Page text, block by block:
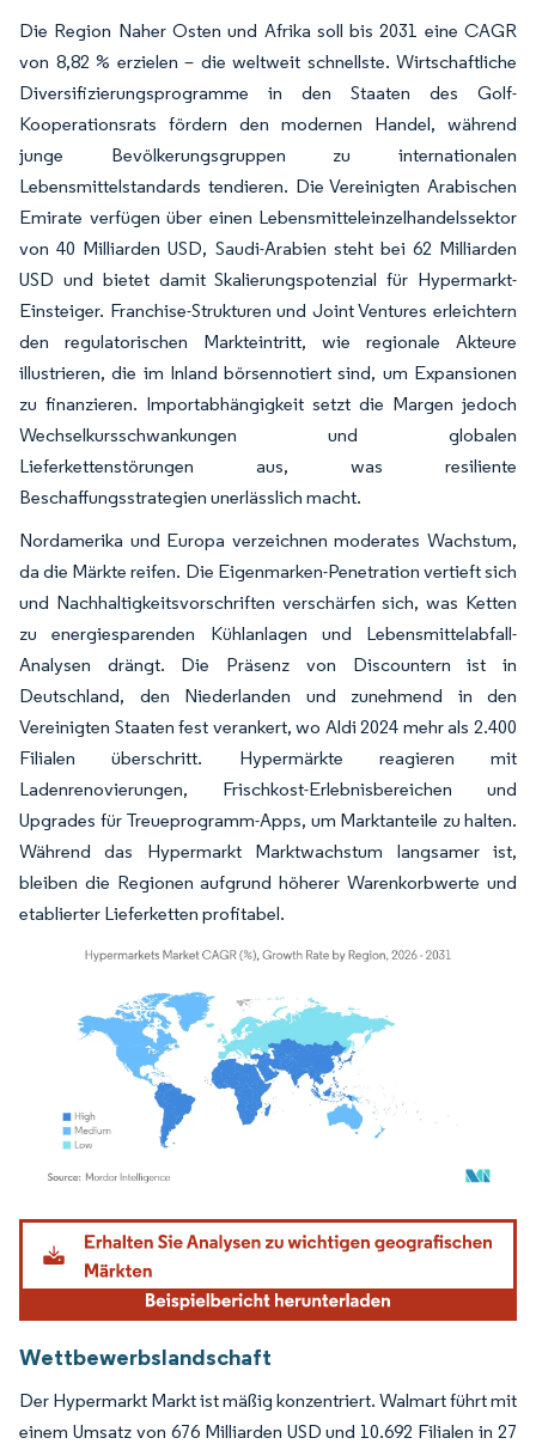
Die Region Naher Osten und Afrika soll bis 2031 eine CAGR
von 8,82 % erzielen – die weltweit schnellste. Wirtschaftliche
Diversifizierungsprogramme in den Staaten des Golf-
Kooperationsrats fördern den modernen Handel, während
junge Bevölkerungsgruppen zu internationalen
Lebensmittelstandards tendieren. Die Vereinigten Arabischen
Emirate verfügen über einen Lebensmitteleinzelhandelssektor
von 40 Milliarden USD, Saudi-Arabien steht bei 62 Milliarden
USD und bietet damit Skalierungspotenzial für Hypermarkt-
Einsteiger. Franchise-Strukturen und Joint Ventures erleichtern
den regulatorischen Markteintritt, wie regionale Akteure
illustrieren, die im Inland börsennotiert sind, um Expansionen
zu finanzieren. Importabhängigkeit setzt die Margen jedoch
Wechselkursschwankungen und globalen
Lieferkettenstörungen aus, was resiliente
Beschaffungsstrategien unerlässlich macht.
Nordamerika und Europa verzeichnen moderates Wachstum,
da die Märkte reifen. Die Eigenmarken-Penetration vertieft sich
und Nachhaltigkeitsvorschriften verschärfen sich, was Ketten
zu energiesparenden Kühlanlagen und Lebensmittelabfall-
Analysen drängt. Die Präsenz von Discountern ist in
Deutschland, den Niederlanden und zunehmend in den
Vereinigten Staaten fest verankert, wo Aldi 2024 mehr als 2.400
Filialen überschritt. Hypermärkte reagieren mit
Ladenrenovierungen, Frischkost-Erlebnisbereichen und
Upgrades für Treueprogramm-Apps, um Marktanteile zu halten.
Während das Hypermarkt Marktwachstum langsamer ist,
bleiben die Regionen aufgrund höherer Warenkorbwerte und
etablierter Lieferketten profitabel.
Bild © Mordor Intelligence. Wiederverwendung erfordert Namensnennung gemäß
Wettbewerbslandschaft
Der Hypermarkt Markt ist mäßig konzentriert. Walmart führt mit
einem Umsatz von 676 Milliarden USD und 10.692 Filialen in 27